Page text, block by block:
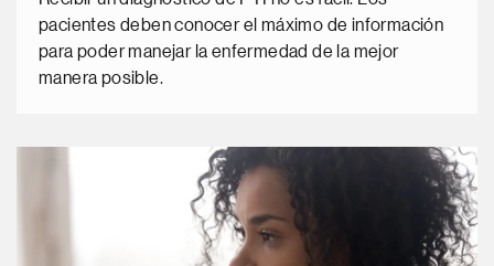
pacientes deben conocer el máximo de información
para poder manejar la enfermedad de la mejor
manera posible.